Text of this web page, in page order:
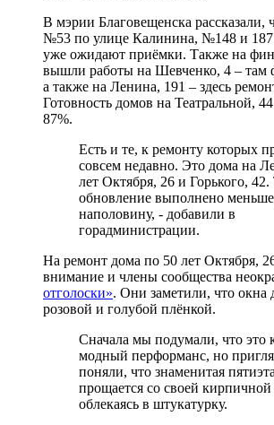
В мэрии Благовещенска рассказали,
№53 по улице Калинина, №148 и
уже ожидают приёмки. Также на
вышли работы на Шевченко, 4 – там
а также на Ленина, 191 – здесь
Готовность домов на Театральной,
87%.
Есть и те, к ремонту которых
совсем недавно. Это дома на
лет Октября, 26 и Горького,
обновление выполнено
наполовину, - добавили в
горадминистрации.
На ремонт дома по 50 лет Октября,
внимание и члены сообщества
отголоски». Они заметили, что окна
розовой и голубой плёнкой.
Сначала мы подумали, что это
модный перформанс, но
поняли, что знаменитая
прощается со своей
облекаясь в штукатурку.